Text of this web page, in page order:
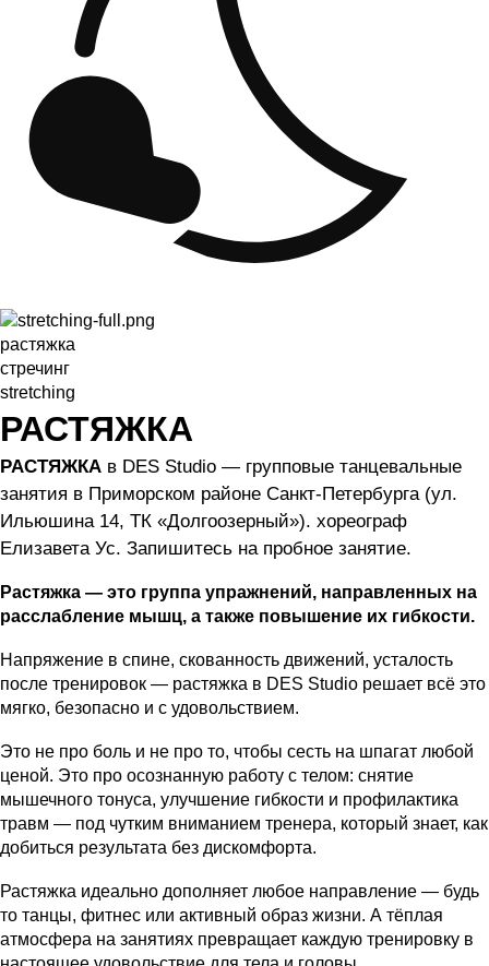
растяжка
стречинг
stretching
РАСТЯЖКА
РАСТЯЖКА в DES Studio — групповые танцевальные
занятия в Приморском районе Санкт-Петербурга (ул.
Ильюшина 14, ТК «Долгоозерный»). хореограф
Елизавета Ус. Запишитесь на пробное занятие.
Растяжка — это группа упражнений, направленных на
расслабление мышц, а также повышение их гибкости.
Напряжение в спине, скованность движений, усталость
после тренировок — растяжка в DES Studio решает всё это
мягко, безопасно и с удовольствием.
Это не про боль и не про то, чтобы сесть на шпагат любой
ценой. Это про осознанную работу с телом: снятие
мышечного тонуса, улучшение гибкости и профилактика
травм — под чутким вниманием тренера, который знает, как
добиться результата без дискомфорта.
Растяжка идеально дополняет любое направление — будь
то танцы, фитнес или активный образ жизни. А тёплая
атмосфера на занятиях превращает каждую тренировку в